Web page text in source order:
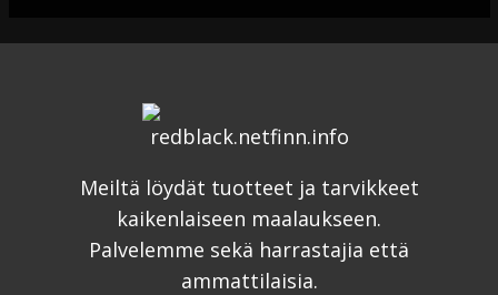
Meiltä löydät tuotteet ja tarvikkeet
kaikenlaiseen maalaukseen.
Palvelemme sekä harrastajia että
ammattilaisia.